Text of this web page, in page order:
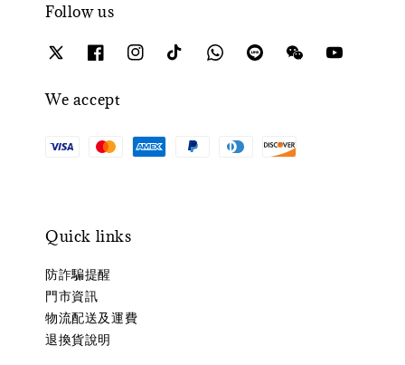
Follow us
We accept
Quick links
防詐騙提醒
門市資訊
物流配送及運費
退換貨說明